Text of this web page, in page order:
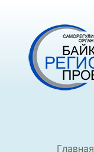
Главная